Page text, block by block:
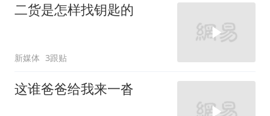
二货是怎样找钥匙的
新媒体 3跟贴
这谁爸爸给我来一沓